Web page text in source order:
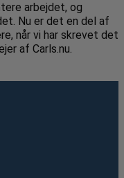
arbejdet, og
Nu er det en del af
når vi har skrevet det
af Carls.nu.